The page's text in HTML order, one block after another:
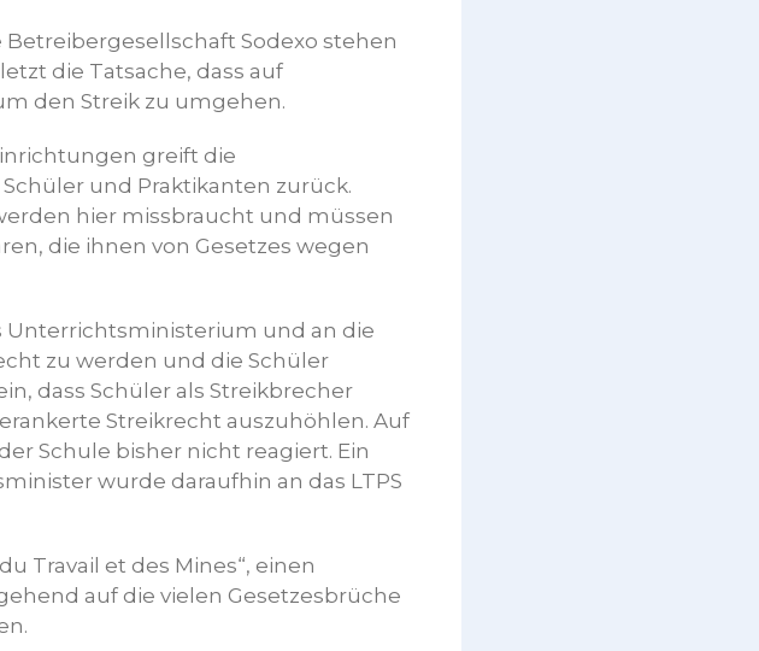
Betreibergesellschaft Sodexo stehen
die Tatsache, dass auf
den Streik zu umgehen.
greift die
und Praktikanten zurück.
hier missbraucht und müssen
die ihnen von Gesetzes wegen
Unterrichtsministerium und an die
zu werden und die Schüler
dass Schüler als Streikbrecher
Streikrecht auszuhöhlen. Auf
Schule bisher nicht reagiert. Ein
wurde daraufhin an das LTPS
Travail et des Mines“, einen
auf die vielen Gesetzesbrüche